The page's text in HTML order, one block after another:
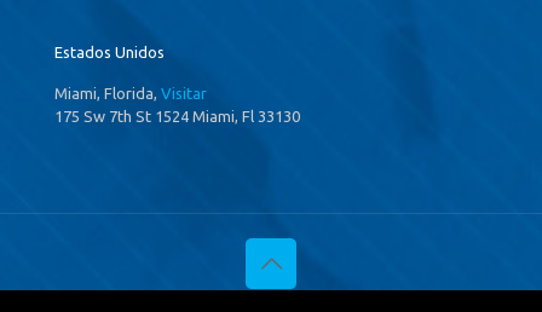
Estados Unidos
Miami, Florida, Visitar
175 Sw 7th St 1524 Miami, Fl 33130